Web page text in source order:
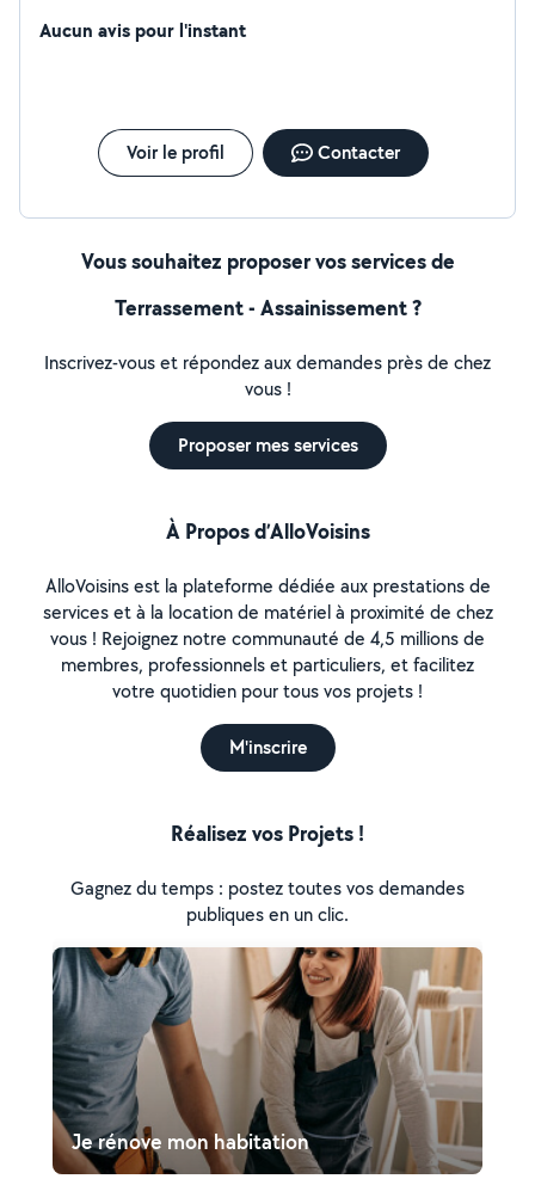
Aucun avis pour l'instant
Voir le profil Contacter
Vous souhaitez proposer vos services de
Terrassement - Assainissement ?
Inscrivez-vous et répondez aux demandes près de chez
vous !
Proposer mes services
À Propos d’AlloVoisins
AlloVoisins est la plateforme dédiée aux prestations de
services et à la location de matériel à proximité de chez
vous ! Rejoignez notre communauté de 4,5 millions de
membres, professionnels et particuliers, et facilitez
votre quotidien pour tous vos projets !
M'inscrire
Réalisez vos Projets !
Gagnez du temps : postez toutes vos demandes
publiques en un clic.
Je rénove mon habitation